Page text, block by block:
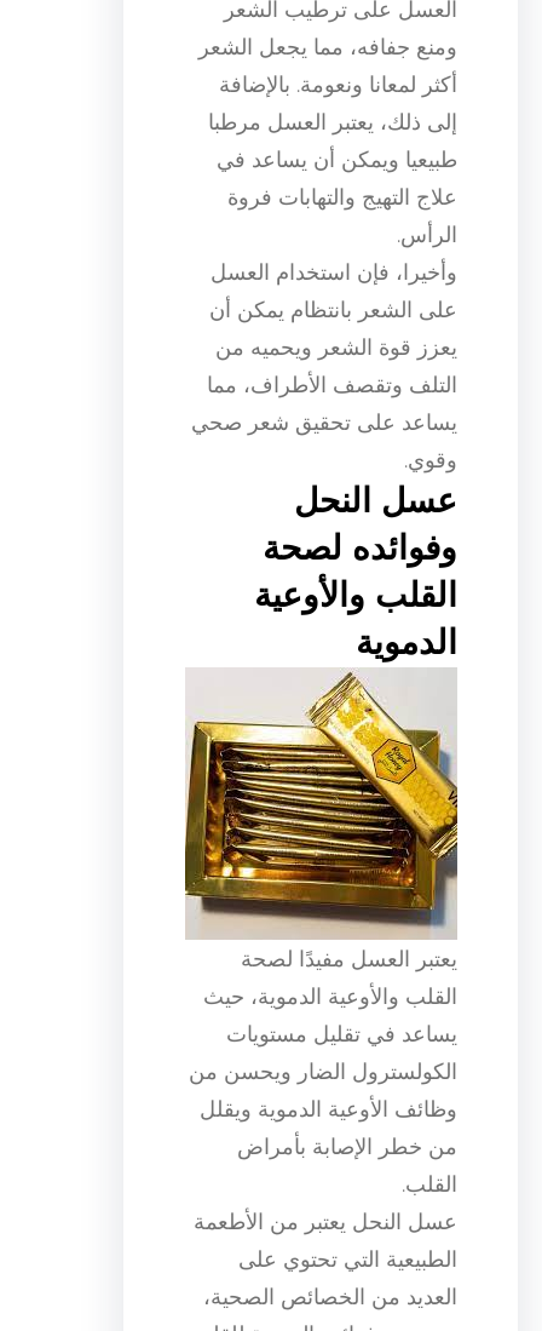
العسل على ترطيب الشعر
ومنع جفافه، مما يجعل الشعر
أكثر لمعانا ونعومة. بالإضافة
إلى ذلك، يعتبر العسل مرطبا
طبيعيا ويمكن أن يساعد في
علاج التهيج والتهابات فروة
الرأس.
وأخيرا، فإن استخدام العسل
على الشعر بانتظام يمكن أن
يعزز قوة الشعر ويحميه من
التلف وتقصف الأطراف، مما
يساعد على تحقيق شعر صحي
وقوي.
عسل النحل
وفوائده لصحة
القلب والأوعية
الدموية
يعتبر العسل مفيدًا لصحة
القلب والأوعية الدموية، حيث
يساعد في تقليل مستويات
الكولسترول الضار ويحسن من
وظائف الأوعية الدموية ويقلل
من خطر الإصابة بأمراض
القلب.
عسل النحل يعتبر من الأطعمة
الطبيعية التي تحتوي على
العديد من الخصائص الصحية،